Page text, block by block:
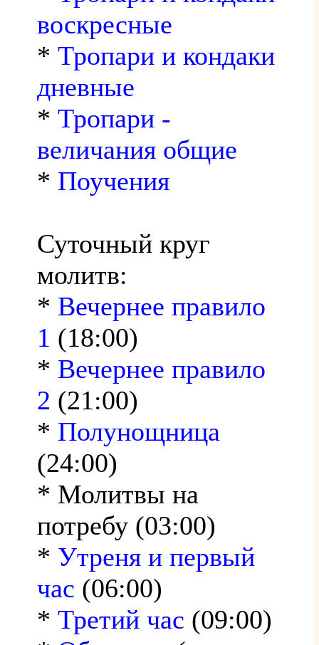
воскресные
* Тропари и кондаки
дневные
* Тропари -
величания общие
* Поучения
Суточный круг
молитв:
* Вечернее правило
1 (18:00)
* Вечернее правило
2 (21:00)
* Полунощница
(24:00)
* Молитвы на
потребу (03:00)
* Утреня и первый
час (06:00)
* Третий час (09:00)